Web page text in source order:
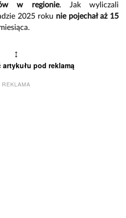
w regionie. Jak wyliczali
2025 roku nie pojechał aż 15
↕
artykułu pod reklamą
REKLAMA